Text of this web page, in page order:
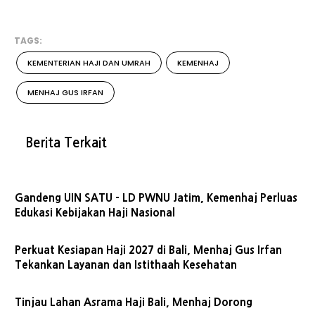
TAGS:
KEMENTERIAN HAJI DAN UMRAH KEMENHAJ
MENHAJ GUS IRFAN
Berita Terkait
Gandeng UIN SATU - LD PWNU Jatim, Kemenhaj Perluas
Edukasi Kebijakan Haji Nasional
Perkuat Kesiapan Haji 2027 di Bali, Menhaj Gus Irfan
Tekankan Layanan dan Istithaah Kesehatan
Tinjau Lahan Asrama Haji Bali, Menhaj Dorong